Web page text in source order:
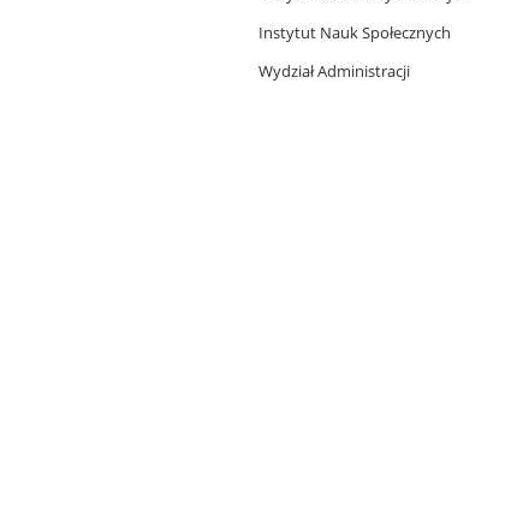
Instytut Nauk Społecznych
Wydział Administracji